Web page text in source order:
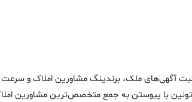
میده. ثبت آگهی‌های ملک، برندینگ مشاورین
می‌تونین با پیوستن به جمع متخصص‌ترین